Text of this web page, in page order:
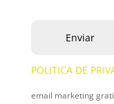
POLITICA DE
email marketing